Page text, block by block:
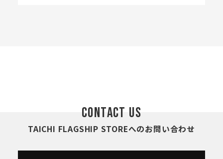
CONTACT US
TAICHI FLAGSHIP STOREへのお問い合わせ